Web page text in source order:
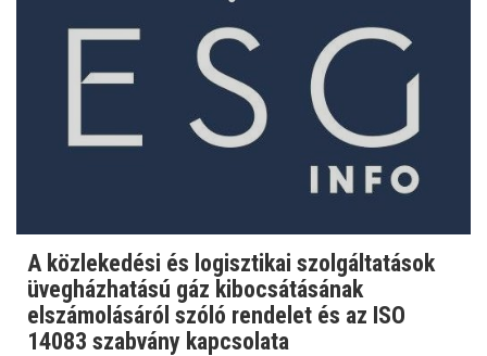
A közlekedési és logisztikai szolgáltatások
üvegházhatású gáz kibocsátásának
elszámolásáról szóló rendelet és az ISO
14083 szabvány kapcsolata